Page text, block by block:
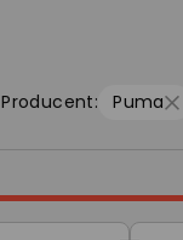
Producent: Puma